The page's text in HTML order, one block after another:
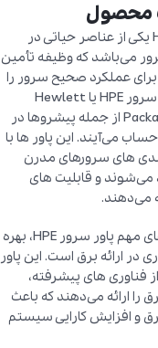
محصول
پاور سرور HPE یکی از عناصر حیاتی در
می‌باشد که وظیفه تأمین
برای عملکرد صحیح سرور را
دارد. پاور های سرور HPE یا Hewlett
Packard Enterprise از جمله پیشروها در
می‌آیند. این پاور ها با
های سرورهای مدرن
می‌شوند و قابلیت های
می‌دهند.
یکی از ویژگی‌های مهم پاور سرور HPE، بهره
در ارائه برق است. این پاور
فناوری های پیشرفته،
را ارائه می‌دهند که باعث
و افزایش کارایی سیستم